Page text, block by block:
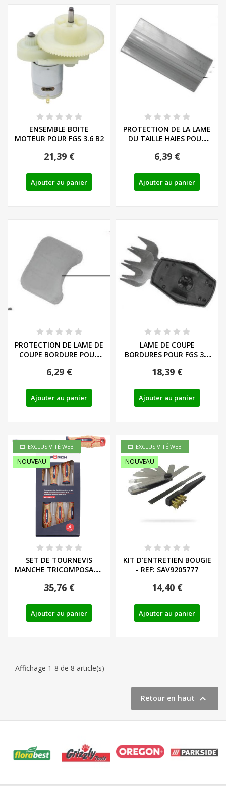
ENSEMBLE BOITE
MOTEUR POUR FGS 3.6 B2
21,39 €
Ajouter au panier
PROTECTION DE LA LAME
DU TAILLE HAIES POUR
6,39 €
Ajouter au panier
PROTECTION DE LAME DE
COUPE BORDURE POUR
6,29 €
Ajouter au panier
LAME DE COUPE
BORDURES POUR FGS 3.6
18,39 €
Ajouter au panier
EXCLUSIVITÉ WEB !
NOUVEAU
SET DE TOURNEVIS
MANCHE TRICOMPOSANT
35,76 €
Ajouter au panier
EXCLUSIVITÉ WEB !
NOUVEAU
KIT D'ENTRETIEN BOUGIE
- REF: SAV9205777
14,40 €
Ajouter au panier
Affichage 1-8 de 8 article(s)
Retour en haut 